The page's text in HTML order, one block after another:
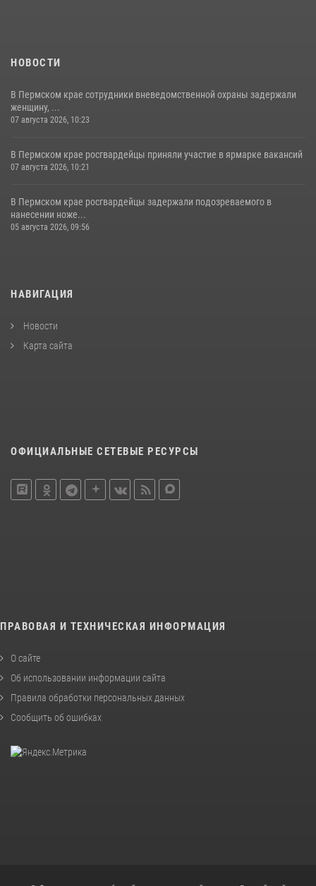
НОВОСТИ
В Пермском крае сотрудники вневедомственной охраны задержали
женщину, ...
07 августа 2026, 10:23
В Пермском крае росгвардейцы приняли участие в ярмарке вакансий
07 августа 2026, 10:21
В Пермском крае росгвардейцы задержали подозреваемого в
нанесении ноже...
05 августа 2026, 09:56
НАВИГАЦИЯ
Новости
Карта сайта
ОФИЦИАЛЬНЫЕ СЕТЕВЫЕ РЕСУРСЫ
ПРАВОВАЯ И ТЕХНИЧЕСКАЯ ИНФОРМАЦИЯ
О сайте
Об использовании информации сайта
Правила обработки персональных данных
Сообщить об ошибках